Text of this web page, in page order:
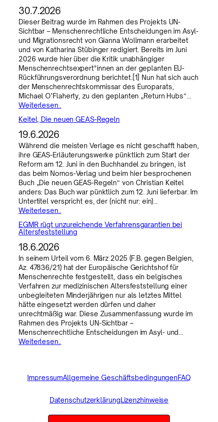
30.7.2026
Dieser Beitrag wurde im Rahmen des Projekts UN-
Sichtbar – Menschenrechtliche Entscheidungen im Asyl-
und Migrationsrecht von Gianna Wollmann erarbeitet
und von Katharina Stübinger redigiert. Bereits im Juni
2026 wurde hier über die Kritik unabhängiger
Menschenrechtsexpert*innen an der geplanten EU-
Rückführungsverordnung berichtet.[1] Nun hat sich auch
der Menschenrechtskommissar des Europarats,
Michael O’Flaherty, zu den geplanten „Return Hubs“…
Weiterlesen..
Keitel, Die neuen GEAS-Regeln
19.6.2026
Während die meisten Verlage es nicht geschafft haben,
ihre GEAS-Erläuterungswerke pünktlich zum Start der
Reform am 12. Juni in den Buchhandel zu bringen, ist
das beim Nomos-Verlag und beim hier besprochenen
Buch „Die neuen GEAS-Regeln“ von Christian Keitel
anders: Das Buch war pünktlich zum 12. Juni lieferbar. Im
Untertitel verspricht es, der (nicht nur: ein)…
Weiterlesen..
EGMR rügt unzureichende Verfahrensgarantien bei
Altersfeststellung
18.6.2026
In seinem Urteil vom 6. März 2025 (F.B. gegen Belgien,
Az. 47836/21) hat der Europäische Gerichtshof für
Menschenrechte festgestellt, dass ein belgisches
Verfahren zur medizinischen Altersfeststellung einer
unbegleiteten Minderjährigen nur als letztes Mittel
hätte eingesetzt werden dürfen und daher
unrechtmäßig war. Diese Zusammenfassung wurde im
Rahmen des Projekts UN-Sichtbar –
Menschenrechtliche Entscheidungen im Asyl- und…
Weiterlesen..
ImpressumAllgemeine GeschäftsbedingungenFAQ
DatenschutzerklärungLizenzhinweise